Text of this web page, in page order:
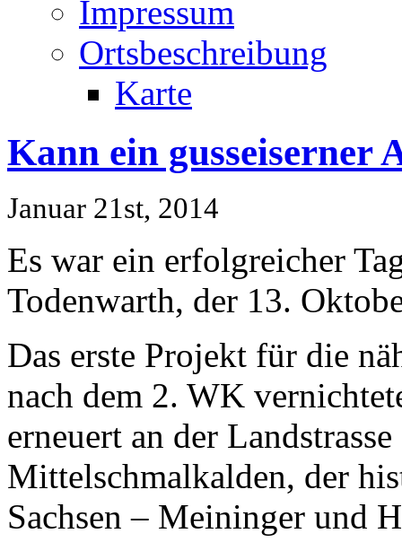
Impressum
Ortsbeschreibung
Karte
Kann ein gusseiserner
Januar 21st, 2014
Es war ein erfolgreicher
Todenwarth, der 13.
Das erste Projekt für die
nach dem 2. WK
erneuert an der
Mittelschmalkalden, der
Sachsen – Meininger und